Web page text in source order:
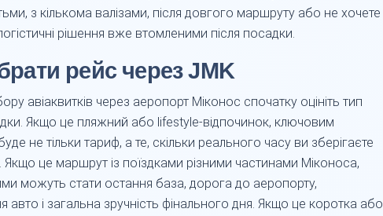
з кількома валізами, після довгого маршруту або не хочете
рішення вже втомленими після посадки.
рейс через JMK
авіаквитків через аеропорт Міконос спочатку оцініть тип
Якщо це пляжний або lifestyle-відпочинок, ключовим
не тільки тариф, а те, скільки реального часу ви зберігаєте
Якщо це маршрут із поїздками різними частинами Міконоса,
можуть стати остання база, дорога до аеропорту,
авто і загальна зручність фінального дня. Якщо це коротка або